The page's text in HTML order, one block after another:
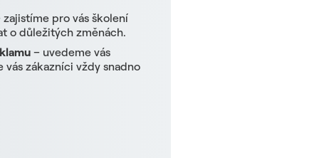
pro vás školení
o důležitých změnách.
– uvedeme vás
vás zákazníci vždy snadno